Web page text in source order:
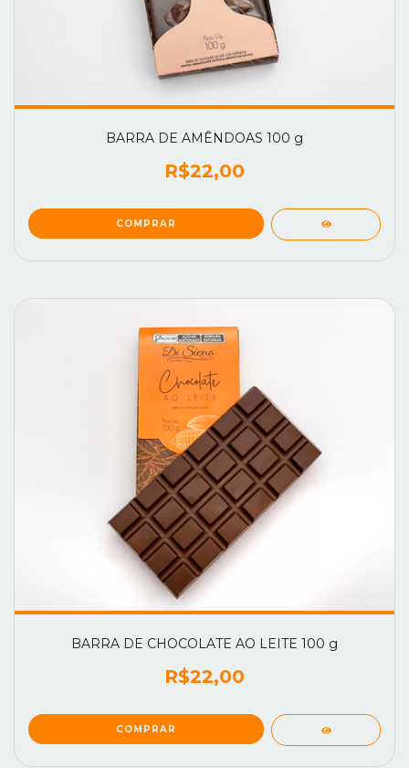
BARRA DE AMÊNDOAS 100 g
R$22,00
BARRA DE CHOCOLATE AO LEITE 100 g
R$22,00